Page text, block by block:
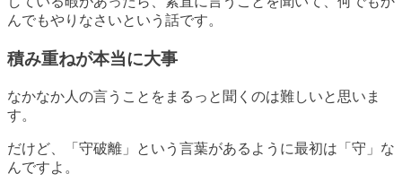
んでもやりなさいという話です。
積み重ねが本当に大事
なかなか人の言うことをまるっと聞くのは難しいと思いま
す。
だけど、「守破離」という言葉があるように最初は「守」な
んですよ。